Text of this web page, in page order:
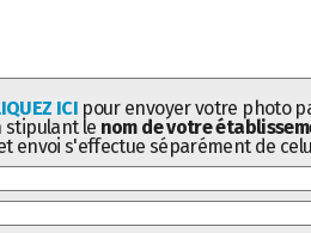
ICIpour envoyer votre photo
stipulant le nom de votre
envoi s'effectue séparément de